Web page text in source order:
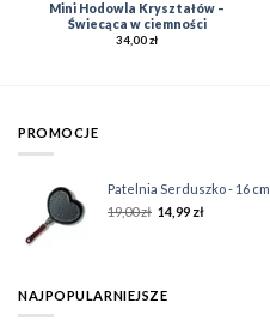
Mini Hodowla Kryształów –
Świecąca w ciemności
34,00zł
PROMOCJE
Patelnia Serduszko - 16 cm
19,00zł 14,99 zł
NAJPOPULARNIEJSZE